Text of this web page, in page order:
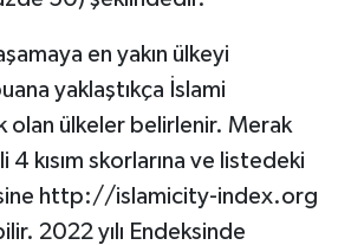
en yakın ülkeyi
yaklaştıkça İslami
olan ülkeler belirlenir. Merak
4 kısım skorlarına ve listedeki
http://islamicity-index.org
2022 yılı Endeksinde